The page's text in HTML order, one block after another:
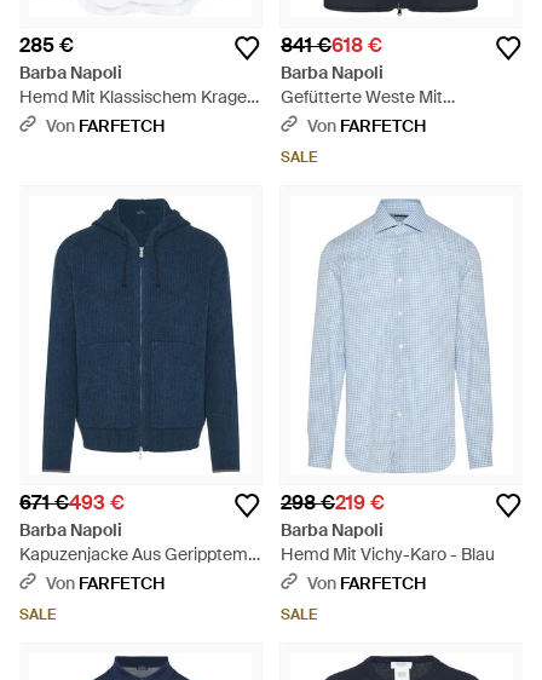
285 €
Barba Napoli
Hemd Mit Klassischem Kragen
- Weiß
Von FARFETCH
841 €618 €
Barba Napoli
Gefütterte Weste Mit
Stehkragen - Blau
Von FARFETCH
SALE
671 €493 €
Barba Napoli
Kapuzenjacke Aus Geripptem
Strick - Blau
Von FARFETCH
SALE
298 €219 €
Barba Napoli
Hemd Mit Vichy-Karo - Blau
Von FARFETCH
SALE